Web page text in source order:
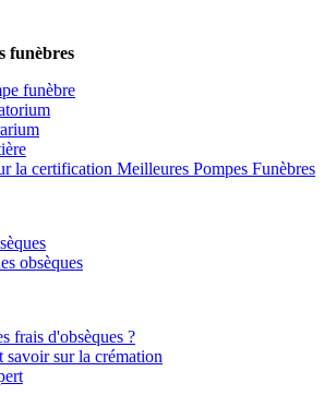
funèbres
funèbre
la certification Meilleures Pompes Funèbres
obsèques
frais d'obsèques ?
sur la crémation